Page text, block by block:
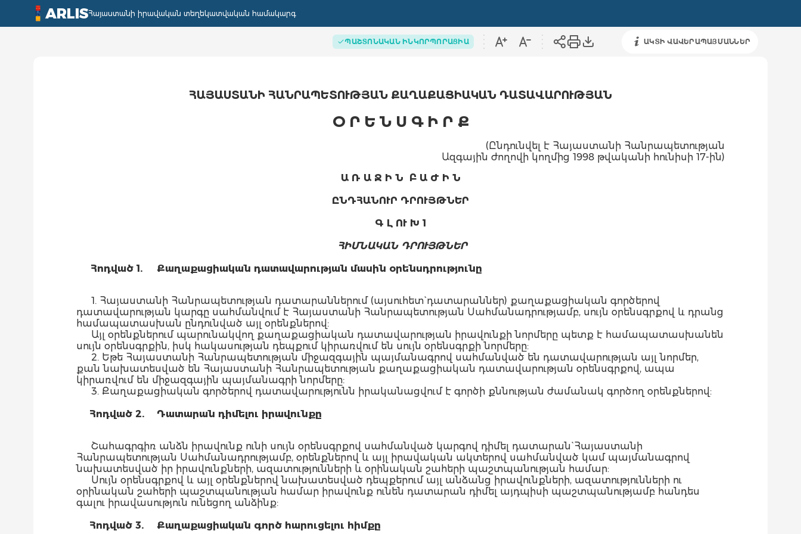
ARLISՀայաստանի իրավական տեղեկատվական համակարգ
ՊԱՇՏՈՆԱԿԱՆ ԻՆԿՈՐՊՈՐԱՑԻԱ ԱԿՏԻ ՎԱՎԵՐԱՊԱՅՄԱՆՆԵՐ
ՀԱՅԱՍՏԱՆԻ ՀԱՆՐԱՊԵՏՈՒԹՅԱՆ ՔԱՂԱՔԱՑԻԱԿԱՆ ԴԱՏԱՎԱՐՈՒԹՅԱՆ
Օ Ր Ե Ն Ս Գ Ի Ր Ք
(Ընդունվել է Հայաստանի Հանրապետության
Ազգային ժողովի կողմից 1998 թվականի հունիսի 17-ին)
Ա Ռ Ա Ջ Ի Ն Բ Ա Ժ Ի Ն
ԸՆԴՀԱՆՈՒՐ ԴՐՈՒՅԹՆԵՐ
Գ Լ ՈՒ Խ 1
ՀԻՄՆԱԿԱՆ ԴՐՈՒՅԹՆԵՐ
Հոդված 1.
Քաղաքացիական դատավարության մասին օրենսդրությունը
1. Հայաստանի Հանրապետության դատարաններում (այսուհետ` դատարաններ) քաղաքացիական գործերով
դատավարության կարգը սահմանվում է Հայաստանի Հանրապետության Սահմանադրությամբ, սույն օրենսգրքով և դրանց
համապատասխան ընդունված այլ օրենքներով:
Այլ օրենքներում պարունակվող քաղաքացիական դատավարության իրավունքի նորմերը պետք է համապատասխանեն
սույն օրենսգրքին, իսկ հակասության դեպքում կիրառվում են սույն օրենսգրքի նորմերը:
2. Եթե Հայաստանի Հանրապետության միջազգային պայմանագրով սահմանված են դատավարության այլ նորմեր,
քան նախատեսված են Հայաստանի Հանրապետության քաղաքացիական դատավարության օրենսգրքով, ապա
կիրառվում են միջազգային պայմանագրի նորմերը:
3. Քաղաքացիական գործերով դատավարությունն իրականացվում է գործի քննության ժամանակ գործող օրենքներով:
Հոդված 2.
Դատարան դիմելու իրավունքը
Շահագրգիռ անձն իրավունք ունի սույն օրենսգրքով սահմանված կարգով դիմել դատարան` Հայաստանի
Հանրապետության Սահմանադրությամբ, օրենքներով և այլ իրավական ակտերով սահմանված կամ պայմանագրով
նախատեսված իր իրավունքների, ազատությունների և օրինական շահերի պաշտպանության համար:
Սույն օրենսգրքով և այլ օրենքներով նախատեսված դեպքերում այլ անձանց իրավունքների, ազատությունների ու
օրինական շահերի պաշտպանության համար իրավունք ունեն դատարան դիմել այդպիսի պաշտպանությամբ հանդես
գալու իրավասություն ունեցող անձինք:
Հոդված 3.
Քաղաքացիական գործ հարուցելու հիմքը